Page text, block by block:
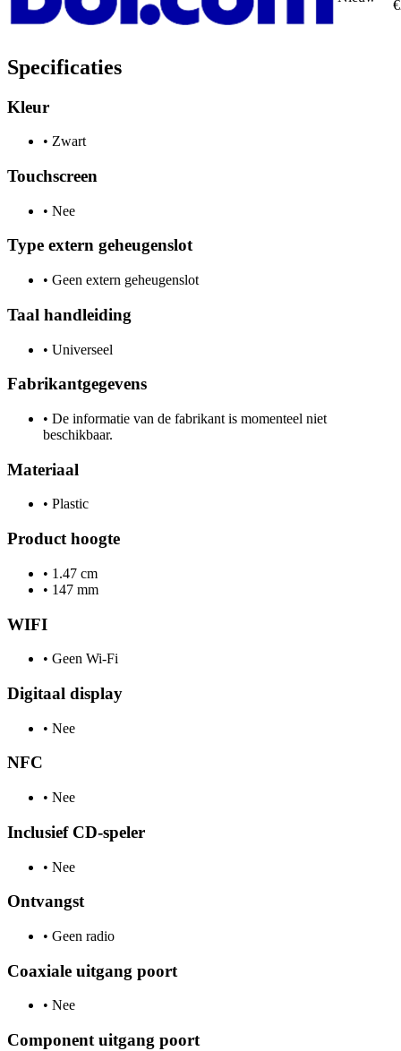
Specificaties
Kleur
• Zwart
Touchscreen
• Nee
Type extern geheugenslot
• Geen extern geheugenslot
Taal handleiding
• Universeel
Fabrikantgegevens
• De informatie van de fabrikant is momenteel niet
beschikbaar.
Materiaal
• Plastic
Product hoogte
• 1.47 cm
• 147 mm
WIFI
• Geen Wi-Fi
Digitaal display
• Nee
NFC
• Nee
Inclusief CD-speler
• Nee
Ontvangst
• Geen radio
Coaxiale uitgang poort
• Nee
Component uitgang poort